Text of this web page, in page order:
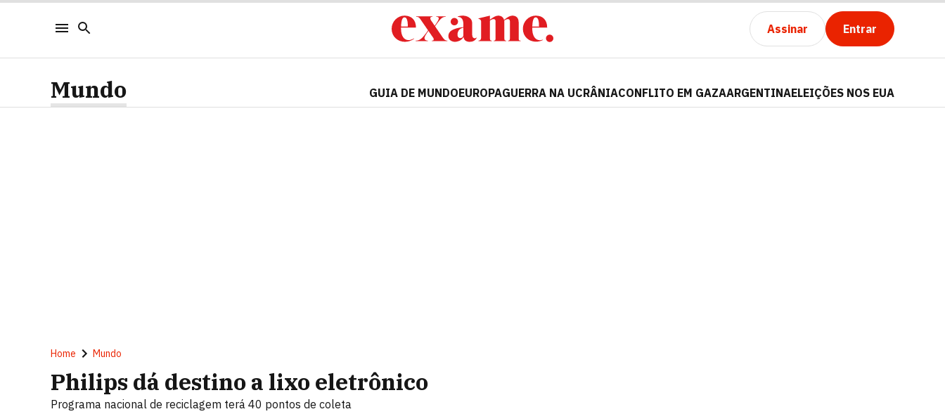
Assinar Entrar
Mundo GUIA DE MUNDOEUROPAGUERRA NA UCRÂNIACONFLITO EM GAZAARGENTINAELEIÇÕES NOS EUA
Home Mundo
Philips dá destino a lixo eletrônico
Programa nacional de reciclagem terá 40 pontos de coleta